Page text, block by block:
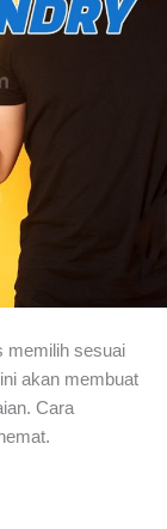
memilih sesuai
akan membuat
Cara